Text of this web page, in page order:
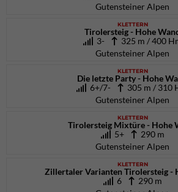
Gutensteiner Alpen
KLETTERN
Tirolersteig - Hohe
3- 325 m / 400
Gutensteiner Alpen
KLETTERN
Die letzte Party - Hohe
6+/7-
305 m / 310
Gutensteiner Alpen
KLETTERN
Tirolersteig Mixtüre - Hohe
5+ 290 m
Gutensteiner Alpen
KLETTERN
Zillertaler Varianten Tirolersteig -
6 290 m